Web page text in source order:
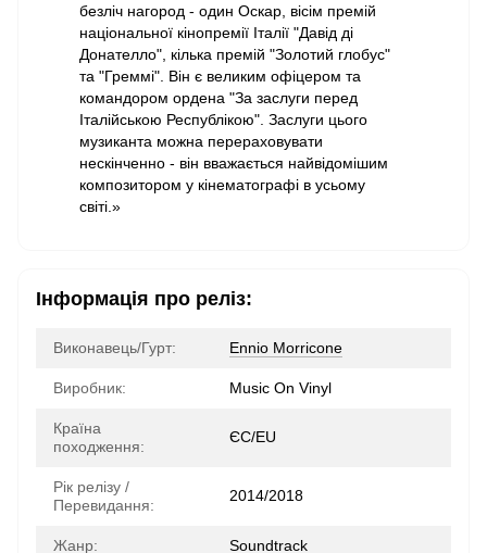
безліч нагород - один Оскар, вісім премій
національної кінопремії Італії "Давід ді
Донателло", кілька премій "Золотий глобус"
та "Греммі". Він є великим офіцером та
командором ордена "За заслуги перед
Італійською Республікою". Заслуги цього
музиканта можна перераховувати
нескінченно - він вважається найвідомішим
композитором у кінематографі в усьому
світі.»
Інформація про реліз:
Виконавець/Гурт: Ennio Morricone
Виробник: Music On Vinyl
Країна
походження:
ЄС/EU
Рік релізу /
Перевидання:
2014/2018
Жанр: Soundtrack